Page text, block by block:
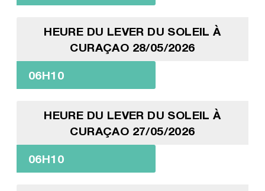
HEURE DU LEVER DU SOLEIL À
CURAÇAO 28/05/2026
06H10
HEURE DU LEVER DU SOLEIL À
CURAÇAO 27/05/2026
06H10